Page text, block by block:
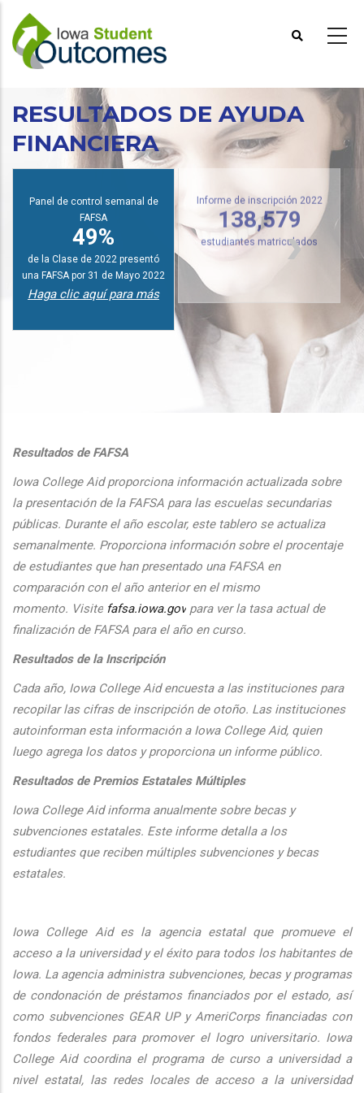
Pasar
contenido
principal
RESULTADOS DE AYUDA
FINANCIERA
Panel de control semanal de
FAFSA
49%
de la Clase de 2022 presentó
una FAFSA por 31 de Mayo 2022
Haga clic aquí para más
Informe de inscripción 2022
138,579
estudiantes matriculados
Resultados de FAFSA
Iowa College Aid proporciona información actualizada sobre
la presentación de la FAFSA para las escuelas secundarias
públicas. Durante el año escolar, este tablero se actualiza
semanalmente. Proporciona información sobre el procentaje
de estudiantes que han presentado una FAFSA en
comparación con el año anterior en el mismo
momento. Visite fafsa.iowa.gov para ver la tasa actual de
finalización de FAFSA para el año en curso.
Resultados de la Inscripción
Cada año, Iowa College Aid encuesta a las instituciones para
recopilar las cifras de inscripción de otoño. Las instituciones
autoinforman esta información a Iowa College Aid, quien
luego agrega los datos y proporciona un informe público.
Resultados de Premios Estatales Múltiples
Iowa College Aid informa anualmente sobre becas y
subvenciones estatales. Este informe detalla a los
estudiantes que reciben múltiples subvenciones y becas
estatales.
Iowa College Aid es la agencia estatal que promueve el
acceso a la universidad y el éxito para todos los habitantes de
Iowa. La agencia administra subvenciones, becas y programas
de condonación de préstamos financiados por el estado, así
como subvenciones GEAR UP y AmeriCorps financiadas con
fondos federales para promover el logro universitario. Iowa
College Aid coordina el programa de curso a universidad a
nivel estatal, las redes locales de acceso a la universidad